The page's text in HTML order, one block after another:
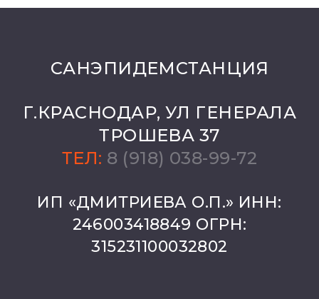
САНЭПИДЕМСТАНЦИЯ
Г.КРАСНОДАР, УЛ ГЕНЕРАЛА
ТРОШЕВА 37
ТЕЛ: 8 (918) 038-99-72
ИП «ДМИТРИЕВА О.П.» ИНН:
246003418849 ОГРН:
315231100032802